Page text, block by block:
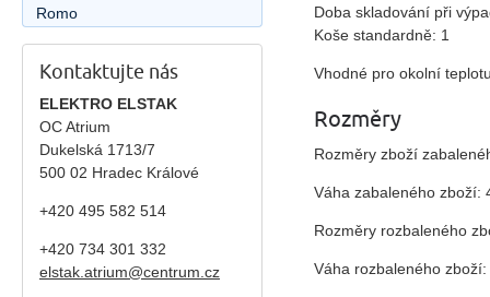
Doba skladování při
Koše standardně: 1
Vhodné pro okolní
Rozměry
Rozměry zboží
Váha zabaleného zboží:
Rozměry rozbaleného
Váha rozbaleného
Romo
Kontaktujte nás
ELEKTRO ELSTAK
OC Atrium
Dukelská 1713/7
500 02 Hradec Králové
+420 495 582 514
+420 734 301 332
elstak.atrium@centrum.cz